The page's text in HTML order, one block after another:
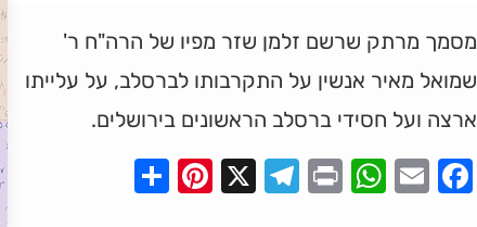
מסמך מרתק שרשם זלמן שזר מפיו של הרה"ח ר'
שמואל מאיר אנשין על התקרבותו לברסלב, על עלייתו
ארצה ועל חסידי ברסלב הראשונים בירושלים.
Facebook
Email
WhatsApp
Print
Telegram
X
Pinterest